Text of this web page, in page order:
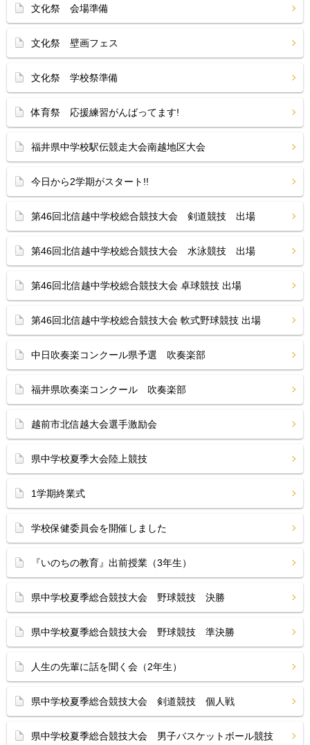
文化祭 会場準備
文化祭 壁画フェス
文化祭 学校祭準備
体育祭 応援練習がんばってます!
福井県中学校駅伝競走大会南越地区大会
今日から2学期がスタート!!
第46回北信越中学校総合競技大会 剣道競技 出場
第46回北信越中学校総合競技大会 水泳競技 出場
第46回北信越中学校総合競技大会 卓球競技 出場
第46回北信越中学校総合競技大会 軟式野球競技 出場
中日吹奏楽コンクール県予選 吹奏楽部
福井県吹奏楽コンクール 吹奏楽部
越前市北信越大会選手激励会
県中学校夏季大会陸上競技
1学期終業式
学校保健委員会を開催しました
『いのちの教育』出前授業（3年生）
県中学校夏季総合競技大会 野球競技 決勝
県中学校夏季総合競技大会 野球競技 準決勝
人生の先輩に話を聞く会（2年生）
県中学校夏季総合競技大会 剣道競技 個人戦
県中学校夏季総合競技大会 男子バスケットボール競技